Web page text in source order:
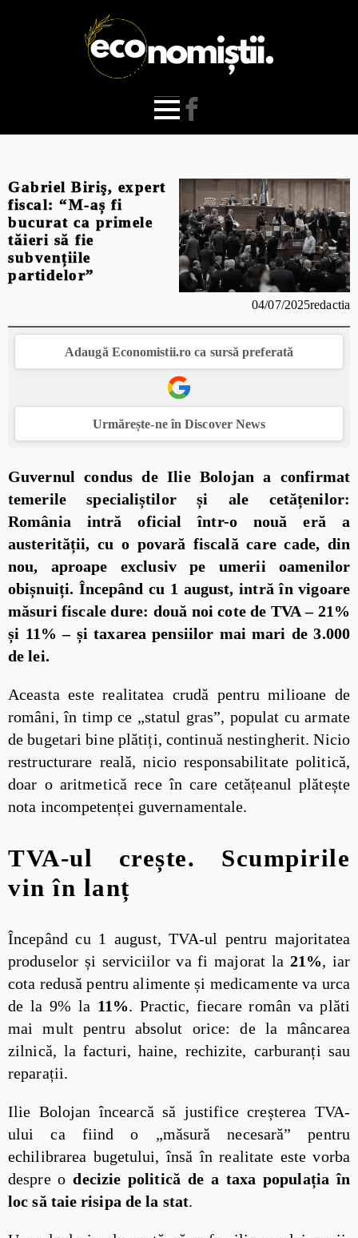
Gabriel Biriş, expert
fiscal: “M-aș fi
bucurat ca primele
tăieri să fie
subvențiile
partidelor”
04/07/2025redactia
Adaugă Economistii.ro ca sursă preferată
Urmărește-ne în Discover News
Guvernul condus de Ilie Bolojan a confirmat
temerile specialiștilor și ale cetățenilor:
România intră oficial într-o nouă eră a
austerității, cu o povară fiscală care cade, din
nou, aproape exclusiv pe umerii oamenilor
obișnuiți. Începând cu 1 august, intră în vigoare
măsuri fiscale dure: două noi cote de TVA – 21%
și 11% – și taxarea pensiilor mai mari de 3.000
de lei.
Aceasta este realitatea crudă pentru milioane de
români, în timp ce „statul gras”, populat cu armate
de bugetari bine plătiți, continuă nestingherit. Nicio
restructurare reală, nicio responsabilitate politică,
doar o aritmetică rece în care cetățeanul plătește
nota incompetenței guvernamentale.
TVA-ul crește. Scumpirile
vin în lanț
Începând cu 1 august, TVA-ul pentru majoritatea
produselor și serviciilor va fi majorat la 21%, iar
cota redusă pentru alimente și medicamente va urca
de la 9% la 11%. Practic, fiecare român va plăti
mai mult pentru absolut orice: de la mâncarea
zilnică, la facturi, haine, rechizite, carburanți sau
reparații.
Ilie Bolojan încearcă să justifice creșterea TVA-
ului ca fiind o „măsură necesară” pentru
echilibrarea bugetului, însă în realitate este vorba
despre odecizie politică de a taxa populația în
loc să taie risipa de la stat.